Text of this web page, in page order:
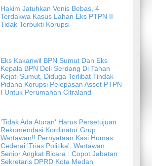
Hakim Jatuhkan Vonis Bebas, 4
Terdakwa Kasus Lahan Eks PTPN II
Tidak Terbukti Korupsi
Eks Kakanwil BPN Sumut Dan Eks
Kepala BPN Deli Serdang Di Tahan
Kejati Sumut, Diduga Terlibat Tindak
Pidana Korupsi Pelepasan Asset PTPN
I Untuk Perumahan Citraland
'Tidak Ada Aturan' Harus Persetujuan
Rekomendasi Kordinator Grup
Wartawan!! Pernyataan Kasi Humas
Cederai 'Trias Politika', Wartawan
Senior Angkat Bicara : Copot Jabatan
Sekretaris DPRD Kota Medan